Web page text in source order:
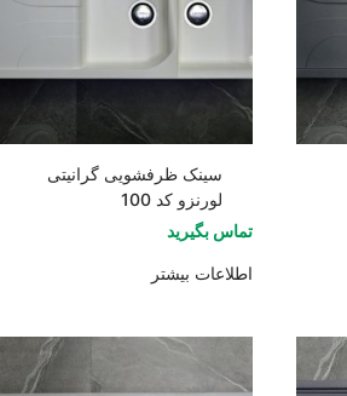
سینک ظرفشویی گرانیتی
لورنزو کد 100
تماس بگیرید
اطلاعات بیشتر